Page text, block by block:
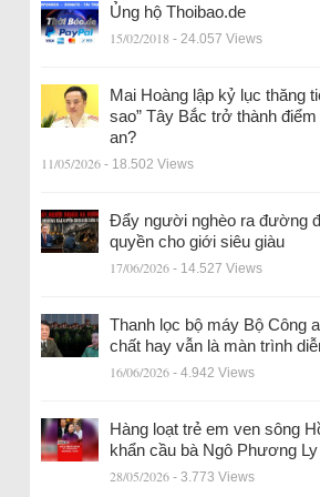
Ủng hộ Thoibao.de
15/02/2018 - 24.057 Views
Mai Hoàng lập kỷ lục thăng
sao” Tây Bắc trở thành
an?
11/05/2026 - 18.502 Views
Đẩy người nghèo ra đường
quyền cho giới siêu giàu
17/06/2026 - 14.527 Views
Thanh lọc bộ máy Bộ Công
chất hay vẫn là màn trình
16/06/2026 - 4.942 Views
Hàng loạt trẻ em ven sông
khẩn cầu bà Ngô Phương
28/05/2026 - 3.773 Views